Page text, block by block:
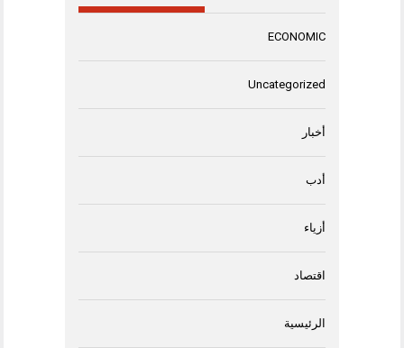
ECONOMIC
Uncategorized
أخبار
أدب
أزياء
اقتصاد
الرئيسية